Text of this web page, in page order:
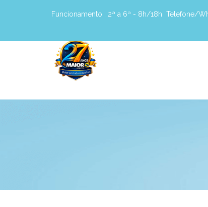
Funcionamento : 2ª a 6ª - 8h/18h Telefone/